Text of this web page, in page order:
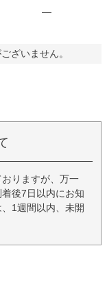
—
ざいません。
りますが、万一
後7日以内にお知
1週間以内、未開